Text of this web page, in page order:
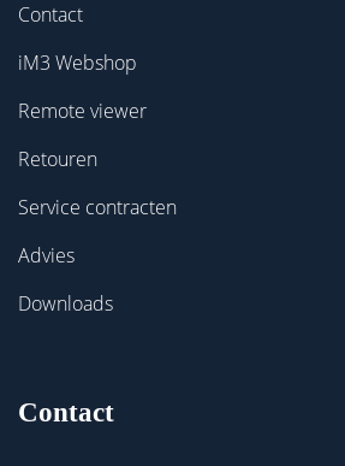
Contact
iM3 Webshop
Remote viewer
Retouren
Service contracten
Advies
Downloads
Contact